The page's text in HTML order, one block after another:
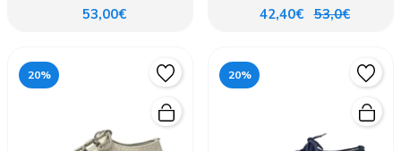
53,00€
BLANCO
42,40€ 53,0€
20% 20%